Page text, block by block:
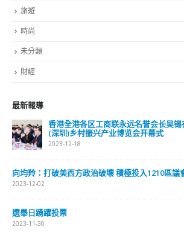
旅遊
時尚
未分類
財經
最新報導
香港全港各区工商联永远名誉会长吴
(深圳)乡村振兴产业博览会开幕式
2023-12-18
向均羚：打破美西方政治破壞 積極投入1210區議
2023-12-02
選舉日踴躍投票
2023-11-30